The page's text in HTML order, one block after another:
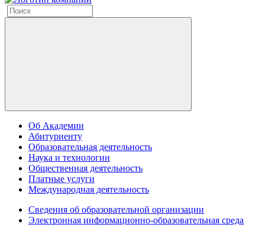
Об Академии
Абитуриенту
Образовательная деятельность
Наука и технологии
Общественная деятельность
Платные услуги
Международная деятельность
Сведения об образовательной организации
Электронная информационно-образовательная среда